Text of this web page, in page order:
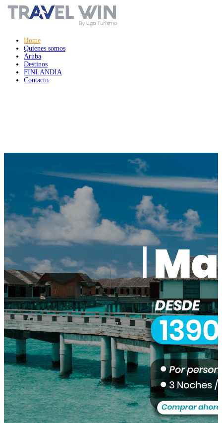
Home
Quienes somos
Aruba
Destinos
FINLANDIA
Contacto